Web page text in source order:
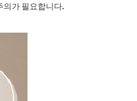
의가 필요합니다.